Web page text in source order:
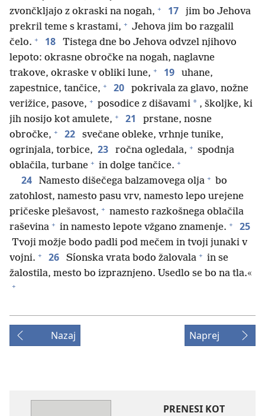
zvončkljajo z okraski na nogah, + 17
jim bo Jehova
prekril teme s krastami, + Jehova jim bo razgalil
čelo. + 18
Tistega dne bo Jehova odvzel njihovo
lepoto: okrasne obročke na nogah, naglavne
trakove, okraske v obliki lune, + 19
uhane,
zapestnice, tančice, + 20
pokrivala za glavo, nožne
verižice, pasove, + posodice z dišavami * , školjke, ki
jih nosijo kot amulete, + 21
prstane, nosne
obročke, + 22
svečane obleke, vrhnje tunike,
ogrinjala, torbice, 23 ročna ogledala, + spodnja
oblačila, turbane + in dolge tančice. +
24 Namesto dišečega balzamovega olja + bo
zatohlost, namesto pasu vrv, namesto lepo urejene
pričeske plešavost, + namesto razkošnega oblačila
raševina + in namesto lepote vžgano znamenje. + 25
Tvoji možje bodo padli pod mečem in tvoji junaki v
vojni. + 26 Síonska vrata bodo žalovala + in se
žalostila, mesto bo izpraznjeno. Usedlo se bo na tla.«
+
Nazaj Naprej
PRENESI KOT